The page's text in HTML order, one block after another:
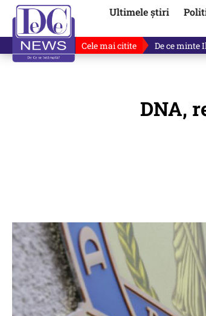
Ultimele știri
Cele mai citite ”Asta ne dă
DNA,